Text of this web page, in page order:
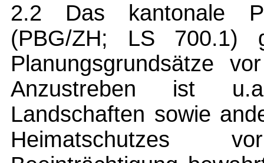
2.2 Das kantonale
(PBG/ZH; LS 700.1)
Planungsgrundsätze
Anzustreben ist
Landschaften sowie
Heimatschutzes